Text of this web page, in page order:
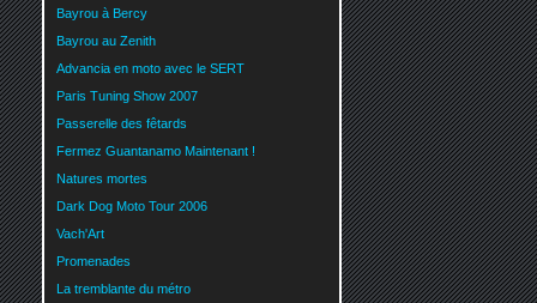
Bayrou à Bercy
Bayrou au Zenith
Advancia en moto avec le SERT
Paris Tuning Show 2007
Passerelle des fêtards
Fermez Guantanamo Maintenant !
Natures mortes
Dark Dog Moto Tour 2006
Vach'Art
Promenades
La tremblante du métro